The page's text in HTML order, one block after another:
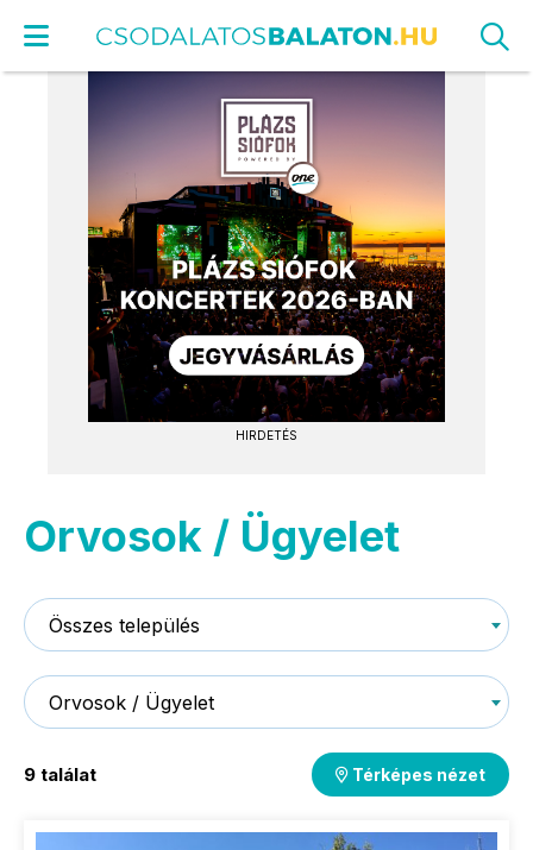
HIRDETÉS
Orvosok / Ügyelet
Összes település
Orvosok / Ügyelet
9 találat Térképes nézet